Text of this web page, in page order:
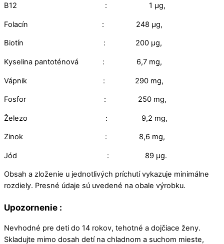
B12 : 1 μg,
Folacín : 248 μg,
Biotín : 200 μg,
Kyselina pantoténová : 6,7 mg,
Vápnik : 290 mg,
Fosfor : 250 mg,
Železo : 9,2 mg,
Zinok : 8,6 mg,
Jód : 89 μg.
Obsah a zloženie u jednotlivých príchutí vykazuje minimálne
rozdiely. Presné údaje sú uvedené na obale výrobku.
Upozornenie :
Nevhodné pre deti do 14 rokov, tehotné a dojčiace ženy.
Skladujte mimo dosah detí na chladnom a suchom mieste,